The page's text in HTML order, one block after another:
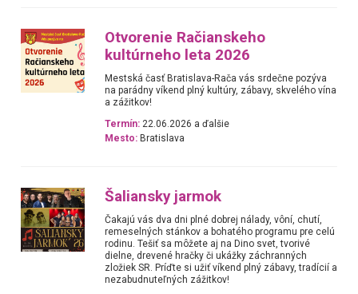
Otvorenie Račianskeho
kultúrneho leta 2026
Mestská časť Bratislava-Rača vás srdečne pozýva
na parádny víkend plný kultúry, zábavy, skvelého vína
a zážitkov!
Termín: 22.06.2026 a ďalšie
Mesto: Bratislava
Šaliansky jarmok
Čakajú vás dva dni plné dobrej nálady, vôní, chutí,
remeselných stánkov a bohatého programu pre celú
rodinu. Tešiť sa môžete aj na Dino svet, tvorivé
dielne, drevené hračky či ukážky záchranných
zložiek SR. Príďte si užiť víkend plný zábavy, tradícií a
nezabudnuteľných zážitkov!